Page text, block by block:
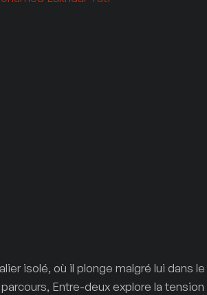
isolé, où il plonge malgré lui dans le
Entre-deux explore la tension